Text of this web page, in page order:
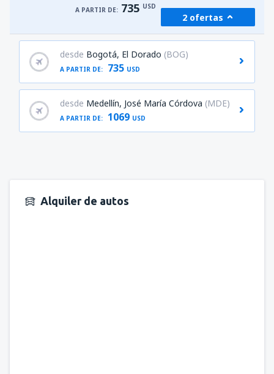
A PARTIR DE: 735 USD
2 ofertas
desde Bogotá, El Dorado (BOG)
A PARTIR DE: 735 USD
desde Medellín, José María Córdova (MDE)
A PARTIR DE: 1069 USD
Alquiler de autos